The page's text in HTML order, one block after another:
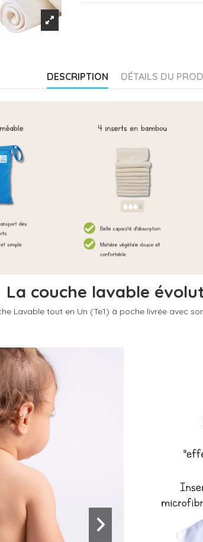
DESCRIPTION DÉTAILS DU
La couche lavable
Lavable tout en Un (Te1) à poche livrée avec